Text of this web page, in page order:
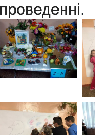
проведенні.